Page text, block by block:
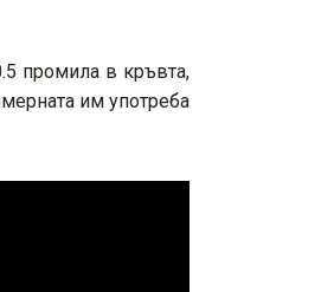
промила в кръвта,
им употреба